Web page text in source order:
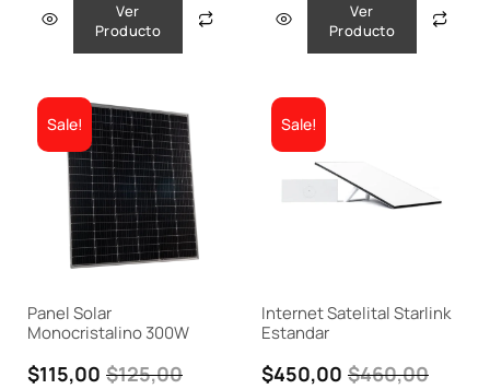
Ver
Producto
Ver
Producto
Sale!
Panel Solar
Monocristalino 300W
$125,00
$115,00
Sale!
Internet Satelital Starlink
Estandar
$460,00
$450,00